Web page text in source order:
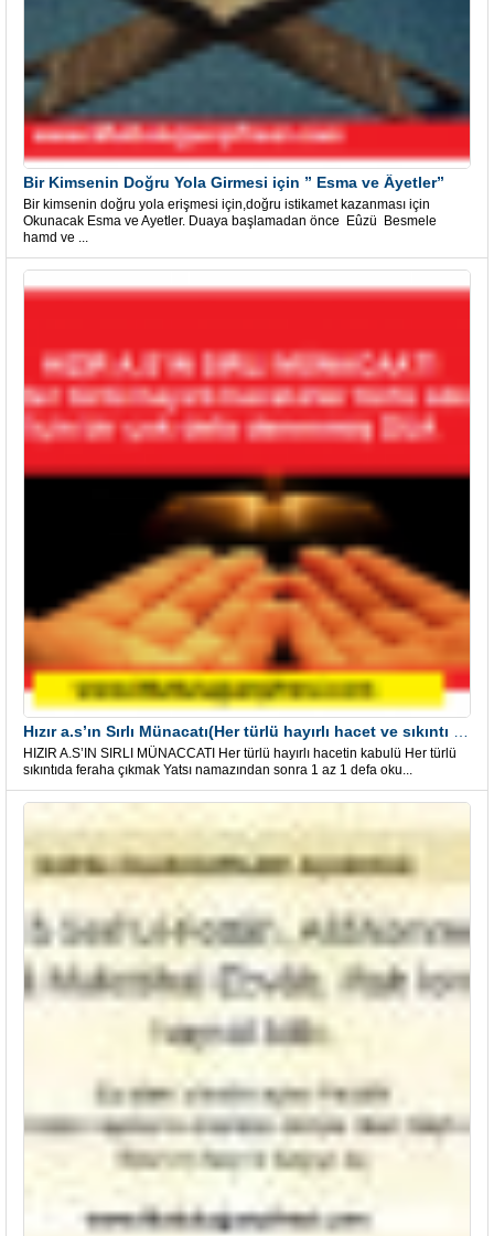
Bir Kimsenin Doğru Yola Girmesi için ” Esma ve Âyetler”
Bir kimsenin doğru yola erişmesi için,doğru istikamet kazanması için
Okunacak Esma ve Ayetler. Duaya başlamadan önce Eûzü Besmele
hamd ve ...
HIZIR A.S’IN SIRLI MÜNACCATI Her türlü hayırlı hacetin kabulü Her türlü
sıkıntıda feraha çıkmak Yatsı namazından sonra 1 az 1 defa oku...